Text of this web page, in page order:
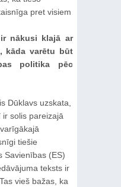
nākusi klajā ar
kāda varētu būt
politika pēc
Dūklavs uzskata,
solis pareizajā
tiešie
Savienības (ES)
teksts ir
vieš bažas, ka